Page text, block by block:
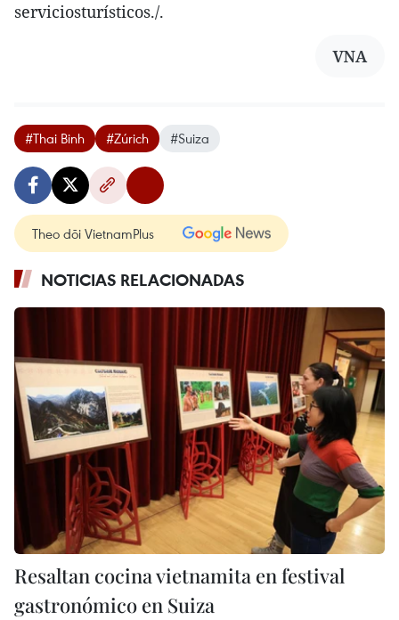
serviciosturísticos./.
VNA
#Thai Binh #Zúrich #Suiza
Theo dõi VietnamPlus
NOTICIAS RELACIONADAS
Resaltan cocina vietnamita en festival
gastronómico en Suiza